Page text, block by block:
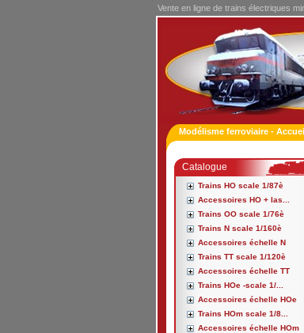
Vente en ligne de trains électriques
Modélisme ferroviaire -
Catalogue
Trains HO scale 1/87è
Accessoires HO + las...
Trains OO scale 1/76è
Trains N scale 1/160è
Accessoires échelle N
Trains TT scale 1/120è
Accessoires échelle TT
Trains HOe -scale 1/...
Accessoires échelle HOe
Trains HOm scale 1/8...
Accessoires échelle HOm